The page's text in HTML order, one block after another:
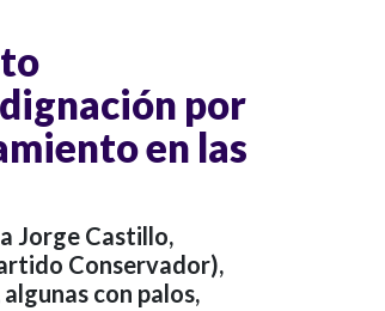
por
en las
Jorge Castillo,
Conservador),
con palos,